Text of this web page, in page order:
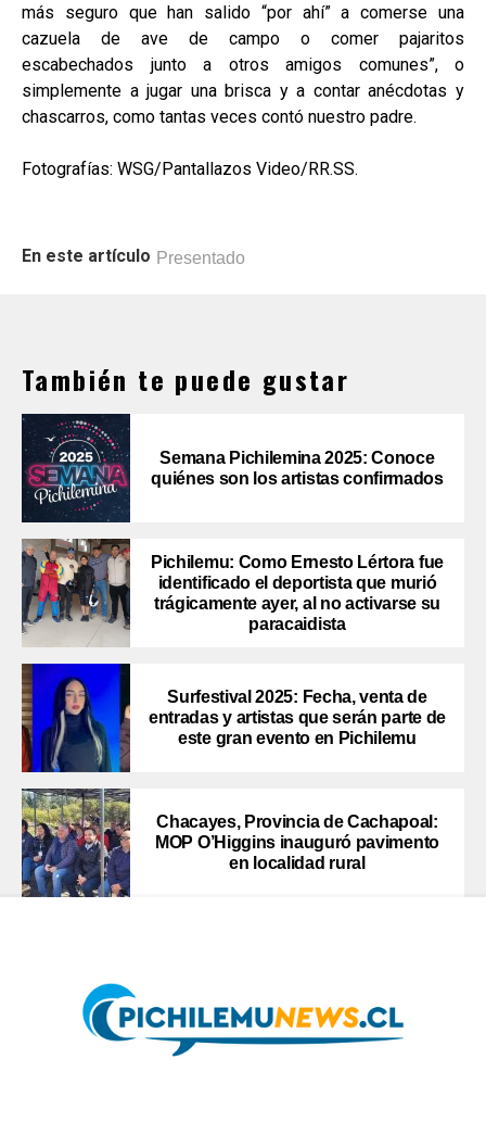
más seguro que han salido “por ahí” a comerse una
cazuela de ave de campo o comer pajaritos
escabechados junto a otros amigos comunes”, o
simplemente a jugar una brisca y a contar anécdotas y
chascarros, como tantas veces contó nuestro padre.
Fotografías: WSG/Pantallazos Video/RR.SS.
En este artículo Presentado
También te puede gustar
Semana Pichilemina 2025: Conoce
quiénes son los artistas confirmados
Pichilemu: Como Ernesto Lértora fue
identificado el deportista que murió
trágicamente ayer, al no activarse su
paracaidista
Surfestival 2025: Fecha, venta de
entradas y artistas que serán parte de
este gran evento en Pichilemu
Chacayes, Provincia de Cachapoal:
MOP O’Higgins inauguró pavimento
en localidad rural